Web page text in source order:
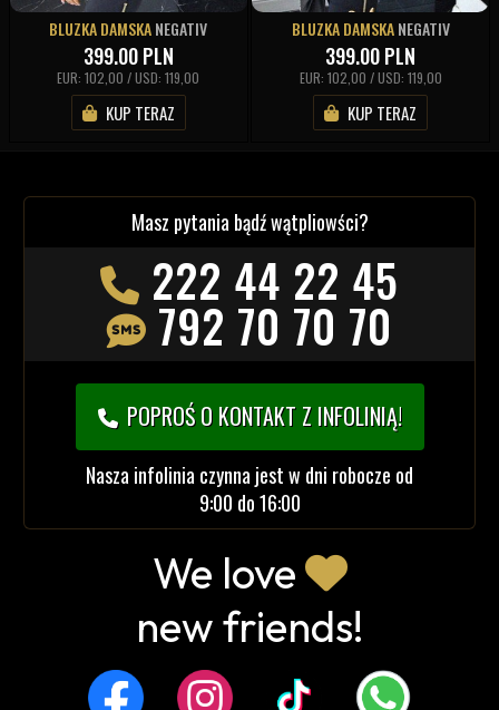
BLUZKA DAMSKANEGATIV
399.00PLN
EUR: 102,00 / USD: 119,00
KUP TERAZ
BLUZKA DAMSKANEGATIV
399.00PLN
EUR: 102,00 / USD: 119,00
KUP TERAZ
Masz pytania bądź wątpliowści?
222 44 22 45
792 70 70 70
POPROŚ O KONTAKT Z INFOLINIĄ!
Nasza infolinia czynna jest w dni robocze od
9:00 do 16:00
We love
new friends!